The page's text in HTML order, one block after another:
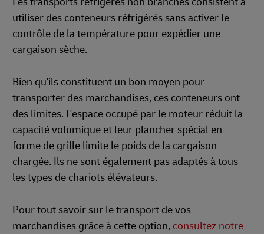
utiliser des conteneurs réfrigérés sans activer le
contrôle de la température pour expédier une
cargaison sèche.
Bien qu'ils constituent un bon moyen pour
transporter des marchandises, ces conteneurs ont
des limites. L'espace occupé par le moteur réduit la
capacité volumique et leur plancher spécial en
forme de grille limite le poids de la cargaison
chargée. Ils ne sont également pas adaptés à tous
les types de chariots élévateurs.
Pour tout savoir sur le transport de vos
marchandises grâce à cette option, consultez notre